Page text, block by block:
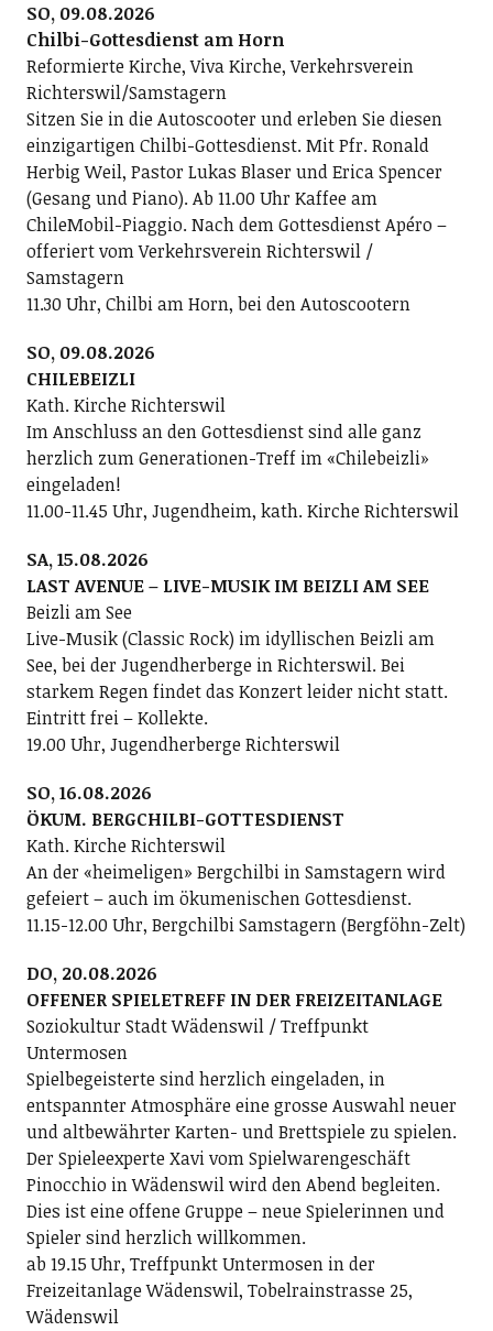
SO, 09.08.2026
Chilbi-Gottesdienst am Horn
Reformierte Kirche, Viva Kirche, Verkehrsverein
Richterswil/Samstagern
Sitzen Sie in die Autoscooter und erleben Sie diesen
einzigartigen Chilbi-Gottesdienst. Mit Pfr. Ronald
Herbig Weil, Pastor Lukas Blaser und Erica Spencer
(Gesang und Piano). Ab 11.00 Uhr Kaffee am
ChileMobil-Piaggio. Nach dem Gottesdienst Apéro –
offeriert vom Verkehrsverein Richterswil /
Samstagern
11.30 Uhr, Chilbi am Horn, bei den Autoscootern
SO, 09.08.2026
CHILEBEIZLI
Kath. Kirche Richterswil
Im Anschluss an den Gottesdienst sind alle ganz
herzlich zum Generationen-Treff im «Chilebeizli»
eingeladen!
11.00-11.45 Uhr, Jugendheim, kath. Kirche Richterswil
SA, 15.08.2026
LAST AVENUE – LIVE-MUSIK IM BEIZLI AM SEE
Beizli am See
Live-Musik (Classic Rock) im idyllischen Beizli am
See, bei der Jugendherberge in Richterswil. Bei
starkem Regen findet das Konzert leider nicht statt.
Eintritt frei – Kollekte.
19.00 Uhr, Jugendherberge Richterswil
SO, 16.08.2026
ÖKUM. BERGCHILBI-GOTTESDIENST
Kath. Kirche Richterswil
An der «heimeligen» Bergchilbi in Samstagern wird
gefeiert – auch im ökumenischen Gottesdienst.
11.15-12.00 Uhr, Bergchilbi Samstagern (Bergföhn-Zelt)
DO, 20.08.2026
OFFENER SPIELETREFF IN DER FREIZEITANLAGE
Soziokultur Stadt Wädenswil / Treffpunkt
Untermosen
Spielbegeisterte sind herzlich eingeladen, in
entspannter Atmosphäre eine grosse Auswahl neuer
und altbewährter Karten- und Brettspiele zu spielen.
Der Spieleexperte Xavi vom Spielwarengeschäft
Pinocchio in Wädenswil wird den Abend begleiten.
Dies ist eine offene Gruppe – neue Spielerinnen und
Spieler sind herzlich willkommen.
ab 19.15 Uhr, Treffpunkt Untermosen in der
Freizeitanlage Wädenswil, Tobelrainstrasse 25,
Wädenswil